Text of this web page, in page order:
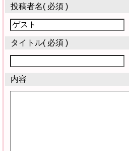
投稿者名( 必須 )
タイトル( 必須 )
内容